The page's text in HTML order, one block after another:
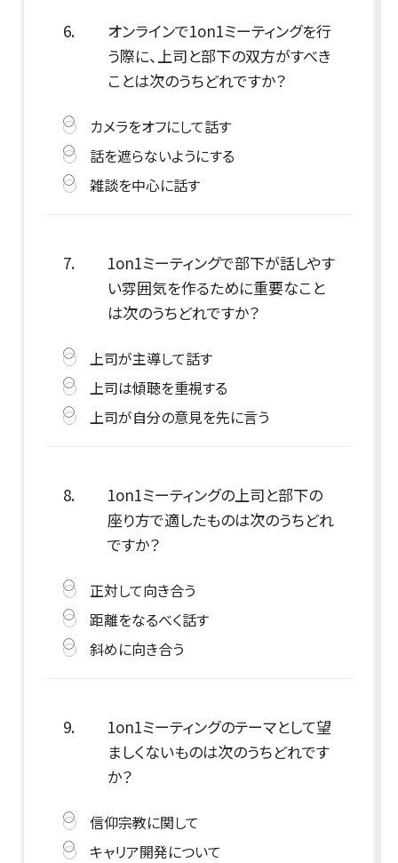
6.
オンラインで1on1ミーティングを行
う際に、上司と部下の双方がすべき
ことは次のうちどれですか？
カメラをオフにして話す
話を遮らないようにする
雑談を中心に話す
7.
1on1ミーティングで部下が話しやす
い雰囲気を作るために重要なこと
は次のうちどれですか？
上司が主導して話す
上司は傾聴を重視する
上司が自分の意見を先に言う
8.
1on1ミーティングの上司と部下の
座り方で適したものは次のうちどれ
ですか？
正対して向き合う
距離をなるべく話す
斜めに向き合う
9.
1on1ミーティングのテーマとして望
ましくないものは次のうちどれです
か？
信仰宗教に関して
キャリア開発について